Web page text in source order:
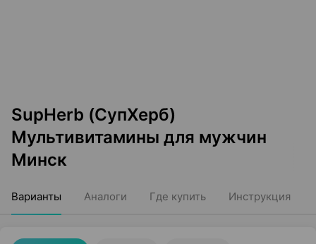
SupHerb (СупХерб)
Мультивитамины для мужчин
Минск
Варианты Аналоги Где купить Инструкция